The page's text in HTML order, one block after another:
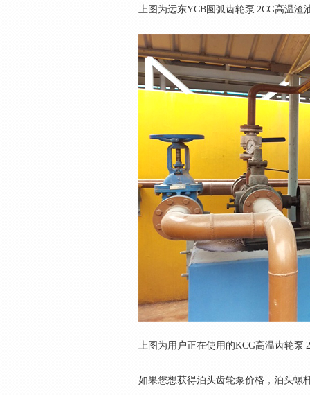
上图为远东YCB圆弧齿轮泵 2CG高温渣
上图为用户正在使用的KCG高温齿轮泵
如果您想获得泊头齿轮泵价格，泊头螺